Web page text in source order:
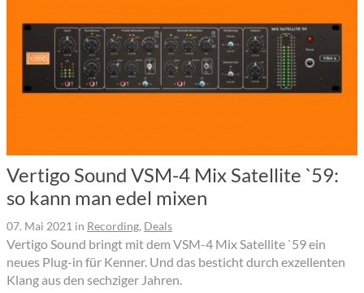
Vertigo Sound VSM-4 Mix Satellite `59:
so kann man edel mixen
07. Mai 2021 in Recording, Deals
Vertigo Sound bringt mit dem VSM-4 Mix Satellite `59 ein
neues Plug-in für Kenner. Und das besticht durch exzellenten
Klang aus den sechziger Jahren.